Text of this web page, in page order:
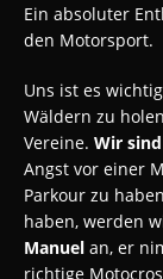
Ein absoluter
den Motorsport.
Uns ist es
Wäldern zu
Vereine. Wir
Angst vor einer
Parkour zu
haben, werden
Manuel an, er
richtige